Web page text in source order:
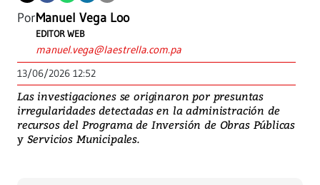
PorManuel Vega Loo
EDITOR WEB
manuel.vega@laestrella.com.pa
13/06/2026 12:52
Las investigaciones se originaron por presuntas
irregularidades detectadas en la administración de
recursos del Programa de Inversión de Obras Públicas
y Servicios Municipales.